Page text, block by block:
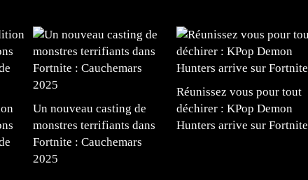
Un nouveau casting de
monstres terrifiants dans
Fortnite : Cauchemars
2025
Réunissez vous pour tout
déchirer : KPop Demon
Hunters arrive sur Fortnite